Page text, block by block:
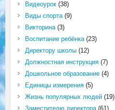
Видеоурок(38)
Виды спорта(9)
Викторина(3)
Воспитание ребёнка(23)
Директору школы(12)
Должностная инструкция(7)
Дошкольное образование(4)
Единицы измерения(5)
Жизнь популярных людей(19)
Заместителю директора(61)